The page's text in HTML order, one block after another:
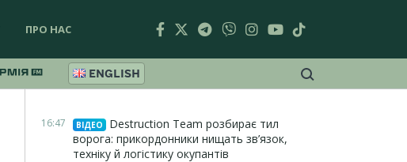
ПРО НАС
ENGLISH
16:47 ВІДЕО
Destruction Team розбирає тил
ворога: прикордонники нищать зв’язок,
техніку й логістику окупантів